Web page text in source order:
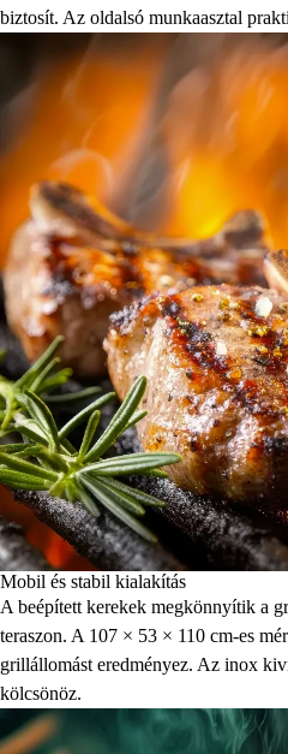
biztosít. Az oldalsó munkaasztal
Mobil és stabil kialakítás
A beépített kerekek megkönnyítik a
teraszon. A 107 × 53 × 110 cm-es
grillállomást eredményez. Az inox
kölcsönöz.